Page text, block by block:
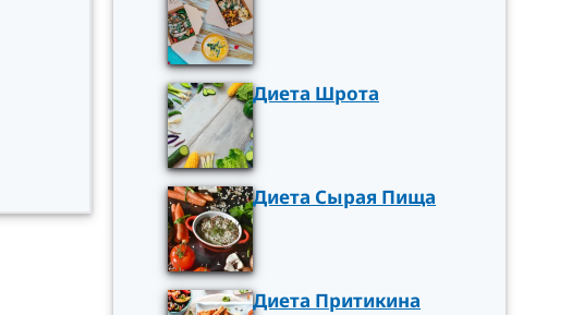
Диета Шрота
Диета Сырая Пища
Диета Притикина